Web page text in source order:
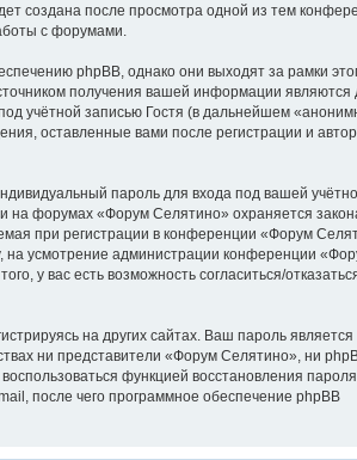
создана после просмотра одной из тем
с форумами.
phpBB, однако они выходят за рамки
получения вашей информации являются
учётной записью Гостя (в дальнейшем
оставленные вами после регистрации и
пароль для входа под вашей
форумах «Форум Селятино» охраняется
при регистрации в конференции «Форум
на усмотрение администрации конференции
у вас есть возможность согласиться/
на других сайтах. Ваш пароль является
ни представители «Форум Селятино», ни
функцией восстановления
после чего программное обеспечение phpBB